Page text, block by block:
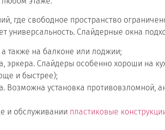
где свободное пространство
универсальность. Слайдерные окна
также на балконе или лоджии;
эркера. Слайдеры особенно хороши на
и быстрее);
Возможна установка противовзломной,
и обслуживании пластиковые